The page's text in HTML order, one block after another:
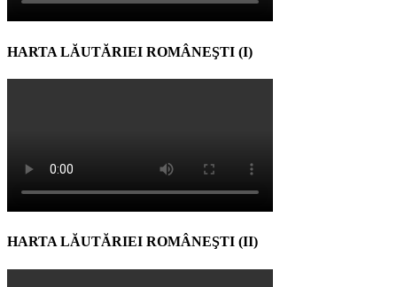
HARTA LĂUTĂRIEI ROMÂNEŞTI (I)
HARTA LĂUTĂRIEI ROMÂNEŞTI (II)